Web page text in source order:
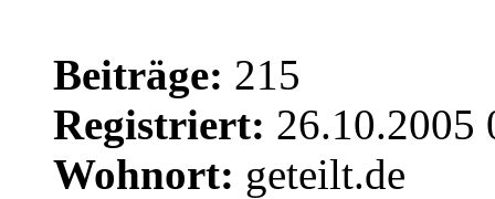
Beiträge: 215
Registriert: 26.10.2005
Wohnort: geteilt.de